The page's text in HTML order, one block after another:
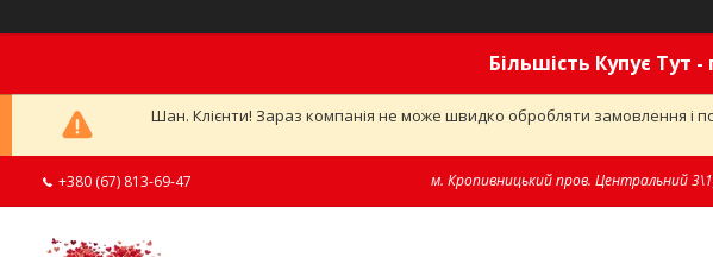
Більшість Купує Тут
Шан. Клієнти! Зараз компанія не може швидко обробляти замовлення і
+380 (67) 813-69-47 м. Кропивницький пров. Центральний